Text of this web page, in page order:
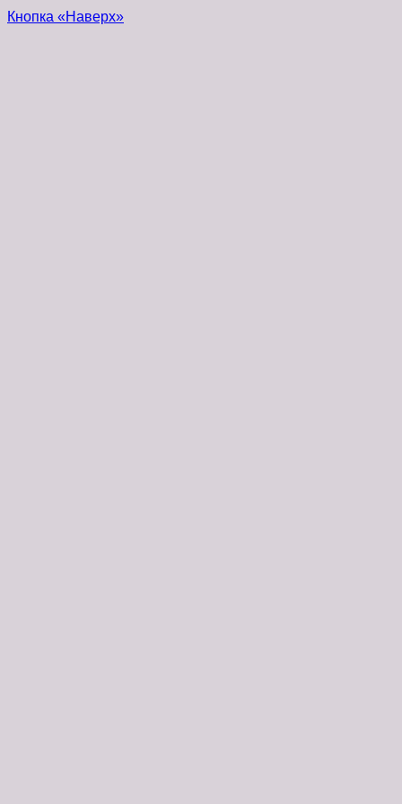
Кнопка «Наверх»